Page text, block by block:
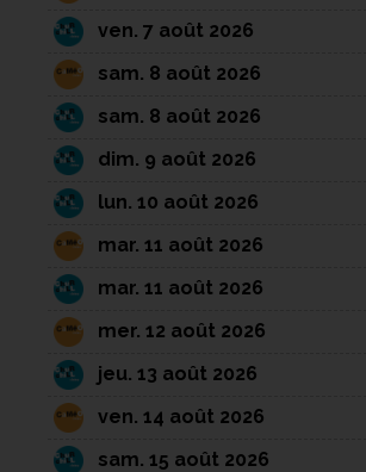
ven. 7 août 2026
sam. 8 août 2026
sam. 8 août 2026
dim. 9 août 2026
lun. 10 août 2026
mar. 11 août 2026
mar. 11 août 2026
mer. 12 août 2026
jeu. 13 août 2026
ven. 14 août 2026
sam. 15 août 2026